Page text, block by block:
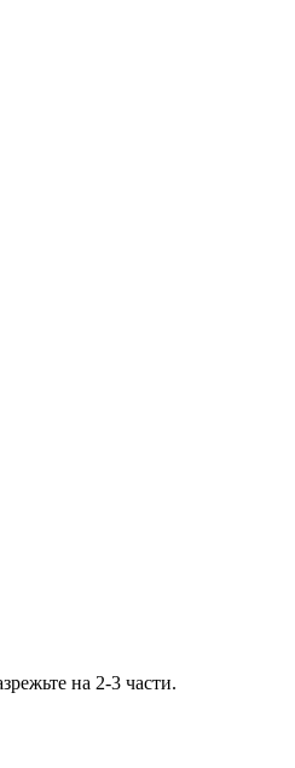
на 2-3 части.